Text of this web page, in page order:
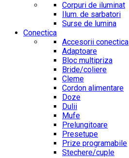
Corpuri de iluminat
Ilum. de sarbatori
Surse de lumina
Conectica
Accesorii conectica
Adaptoare
Bloc multipriza
Bride/coliere
Cleme
Cordon alimentare
Doze
Dulii
Mufe
Prelungitoare
Presetupe
Prize programabile
Stechere/cuple